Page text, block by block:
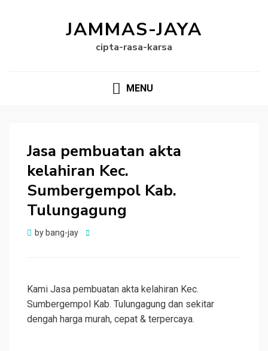
JAMMAS-JAYA
cipta-rasa-karsa
MENU
Jasa pembuatan akta
kelahiran Kec.
Sumbergempol Kab.
Tulungagung
by bang-jay
Posted
Kami Jasa pembuatan akta kelahiran Kec.
Sumbergempol Kab. Tulungagung dan sekitar
dengah harga murah, cepat & terpercaya.